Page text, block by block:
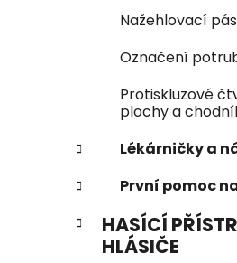
Nažehlovací
Označení
Protiskluzové
plochy a
Lékárničky a
První pomoc
HASÍCÍ
HLÁSIČE